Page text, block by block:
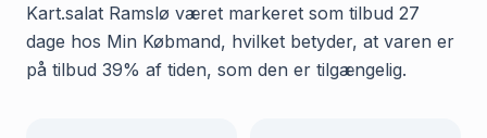
Kart.salat Ramslø været markeret som tilbud 27
dage hos Min Købmand, hvilket betyder, at varen er
på tilbud 39% af tiden, som den er tilgængelig.